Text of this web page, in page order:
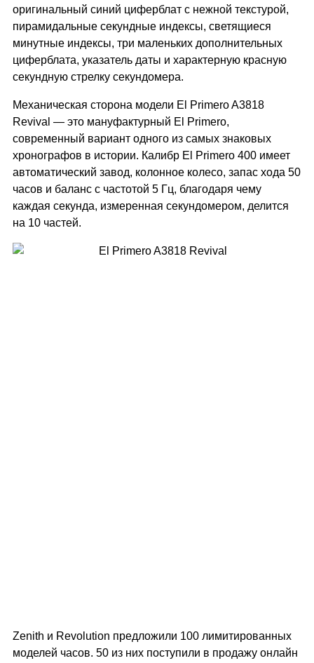
оригинальный синий циферблат с нежной текстурой,
пирамидальные секундные индексы, светящиеся
минутные индексы, три маленьких дополнительных
циферблата, указатель даты и характерную красную
секундную стрелку секундомера.
Механическая сторона модели El Primero A3818
Revival — это мануфактурный El Primero,
современный вариант одного из самых знаковых
хронографов в истории. Калибр El Primero 400 имеет
автоматический завод, колонное колесо, запас хода 50
часов и баланс с частотой 5 Гц, благодаря чему
каждая секунда, измеренная секундомером, делится
на 10 частей.
Zenith и Revolution предложили 100 лимитированных
моделей часов. 50 из них поступили в продажу онлайн